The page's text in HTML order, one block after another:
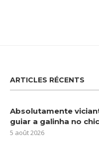
ARTICLES RÉCENTS
Absolutamente
guiar a galinha no
5 août 2026